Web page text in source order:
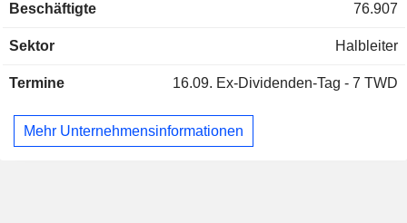
Norwegen
0,01 %
Belgien
0,01 %
Finnland
Verpackung an und unterstützt dabei ein umfassendes
kommen in verschiedenen Elektronikbranchen zum Einsatz,
drahtgebundene und drahtlose Kommunikation, Automobil-
Informationsanwendungen, Unterhaltungselektronik, das
intelligente Internet der Dinge sowie tragbare Geräte.
Beschäftigte 76.907
Sektor Halbleiter
Termine 16.09. Ex-Dividenden-Tag - 7 TWD
Mehr Unternehmensinformationen